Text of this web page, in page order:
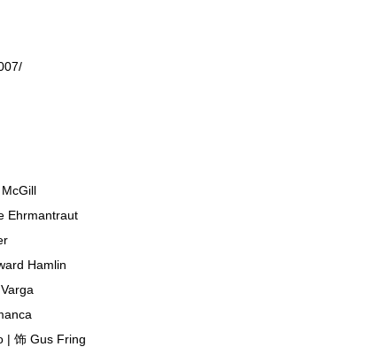
Hamlin
Gus Fring